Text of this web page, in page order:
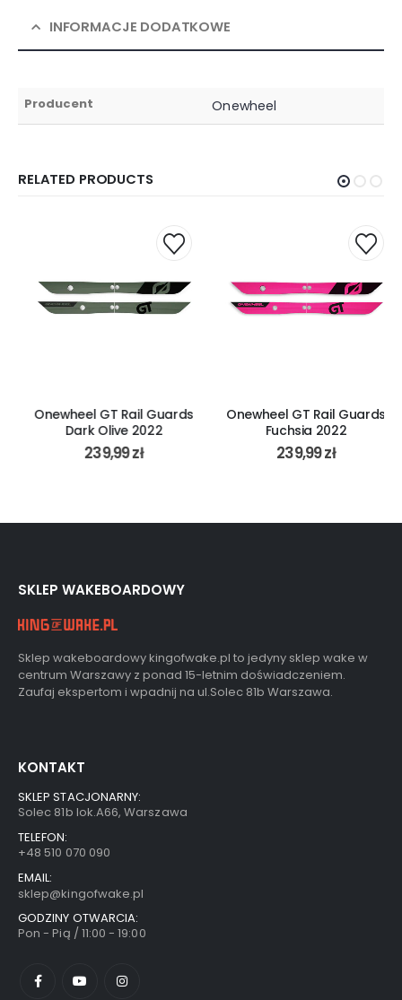
INFORMACJE DODATKOWE
Producent Onewheel
RELATED PRODUCTS
Onewheel GT Rail Guards
Dark Olive 2022
239,99zł
Onewheel GT Rail Guards
Fuchsia 2022
239,99zł
SKLEP WAKEBOARDOWY
Sklep wakeboardowy kingofwake.pl to jedyny sklep wake w
centrum Warszawy z ponad 15-letnim doświadczeniem.
Zaufaj ekspertom i wpadnij na ul.Solec 81b Warszawa.
KONTAKT
SKLEP STACJONARNY:
Solec 81b lok.A66, Warszawa
TELEFON:
+48 510 070 090
EMAIL:
sklep@kingofwake.pl
GODZINY OTWARCIA:
Pon - Pią / 11:00 - 19:00